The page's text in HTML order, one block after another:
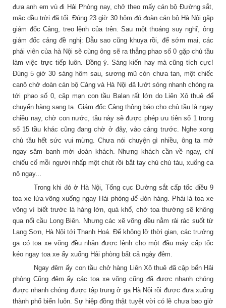
đưa anh em vù đi Hải Phòng nay, chở theo mấy cán bộ Đường sắt,
mặc dầu trời đã tối.Đúng 23 giờ 30 hôm đó đoàn cán bộ Hà Nội gặp
giám đốc Cảng, treo lệnh của trên. Sau một thoáng suy nghĩ, ông
giám đốc cảng đề nghị: Dẫu sao cũng khuya rồi, để sớm mai, các
phái viên của hà Nội sẽ cùng ông sẽ ra thẳng phao số 0 gặp chủ tầu
làm việc trực tiếp luôn. Đồng ý. Sáng kiến hay mà cũng tích cực!
Đúng 5 giờ 30 sáng hôm sau, sương mũ còn chưa tan, một chiếc
canô chở đoàn cán bộ Cảng và Hà Nội đã lướt sóng nhanh chóng ra
tới phao số 0, cặp mạn con tầu Balan rất lớn do Liên Xô thuê để
chuyển hàng sang ta. Giám đốc Cảng thông báo cho chủ tầu là ngay
chiều nay, chờ con nước, tầu này sẽ được phép ưu tiên số 1 trong
số 15 tầu khác cũng đang chờ ở đây, vào cảng trước. Nghe xong
chủ tầu hết sức vui mừng. Chưa nói chuyện gì nhiều, ông ta mở
ngay sâm banh mời đoàn khách. Nhưng khách cần về ngay, chỉ
chiếu cố mỗi người nhấp một chút rồi bắt tay chủ chủ tàu, xuống ca
nô ngay...
Trong khi đó ở Hà Nội, Tổng cục Đường sắt cấp tốc điều 9
toa xe lửa võng xuống ngay Hải phòng để đón hàng. Phải là toa xe
võng vì biết trước là hàng lớn, quá khổ, chở toa thường sẽ không
qua nổi cầu Long Biên. Nhưng các xẽ võng đều nằm rải rác suốt từ
Lạng Sơn, Hà Nội tới Thanh Hoá. Để không lỡ thời gian, các trưởng
ga có toa xe võng đều nhận được lệnh cho một đầu máy cấp tốc
kéo ngay toa xe ấy xuống Hải phòng bất cả ngày đêm.
Ngay đêm ấy con tầu chở hàng Liên Xô thuê đã cập bến Hải
phòng Cũng đêm ấy các toa xe võng cũng đã được nhanh chóng
được nhanh chóng được tập trung ở ga Hà Nội rồi được đưa xuống
thành phố biển luôn. Sự hiệp đồng thật tuyệt vời có lẽ chưa bao giờ